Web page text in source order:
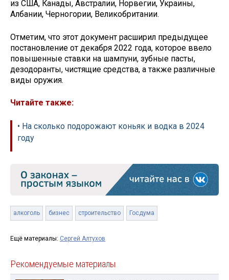
из США, Канады, Австралии, Норвегии, Украины,
Албании, Черногории, Великобритании.
Отметим, что этот документ расширил предыдущее
постановление от декабря 2022 года, которое ввело
повышенные ставки на шампуни, зубные пасты,
дезодоранты, чистящие средства, а также различные
виды оружия.
Читайте также:
• На сколько подорожают коньяк и водка в 2024
году
алкоголь бизнес строительство Госдума
Ещё материалы: Сергей Алтухов
Рекомендуемые материалы